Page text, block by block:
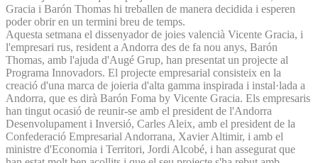
Gracia i Barón Thomas hi treballen de manera decidida i esperen
poder obrir en un termini breu de temps.
Aquesta setmana el dissenyador de joies valencià Vicente Gracia, i
l'empresari rus, resident a Andorra des de fa nou anys, Barón
Thomas, amb l'ajuda d'Augé Grup, han presentat un projecte al
Programa Innovadors. El projecte empresarial consisteix en la
creació d'una marca de joieria d'alta gamma inspirada i instal·lada a
Andorra, que es dirà Barón Foma by Vicente Gracia. Els empresaris
han tingut ocasió de reunir-se amb el president de l'Andorra
Desenvolupament i Inversió, Carles Aleix, amb el president de la
Confederació Empresarial Andorrana, Xavier Altimir, i amb el
ministre d'Economia i Territori, Jordi Alcobé, i han assegurat que